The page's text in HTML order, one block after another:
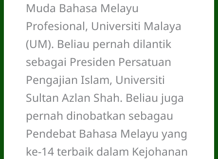
Muda Bahasa Melayu
Profesional, Universiti Malaya
(UM). Beliau pernah dilantik
sebagai Presiden Persatuan
Pengajian Islam, Universiti
Sultan Azlan Shah. Beliau juga
pernah dinobatkan sebagau
Pendebat Bahasa Melayu yang
ke-14 terbaik dalam Kejohanan